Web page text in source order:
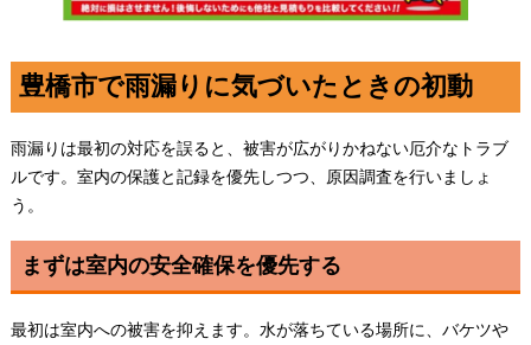
豊橋市で雨漏りに気づいたときの初動
雨漏りは最初の対応を誤ると、被害が広がりかねない厄介なトラブ
ルです。室内の保護と記録を優先しつつ、原因調査を行いましょ
う。
まずは室内の安全確保を優先する
最初は室内への被害を抑えます。水が落ちている場所に、バケツや